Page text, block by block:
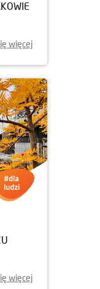
więcej
więcej